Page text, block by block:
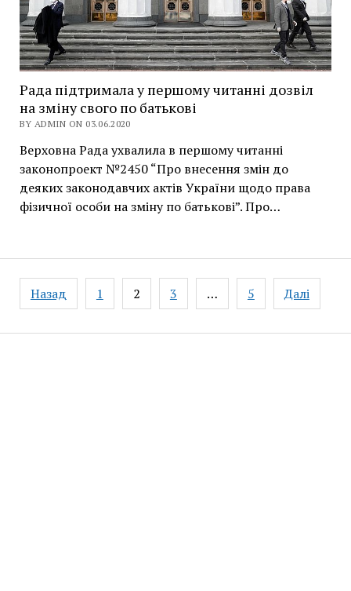
Рада підтримала у першому читанні дозвіл
на зміну свого по батькові
BY ADMIN ON 03.06.2020
Верховна Рада ухвалила в першому читанні
законопроект №2450 “Про внесення змін до
деяких законодавчих актів України щодо права
фізичної особи на зміну по батькові”. Про…
Навігація
записів
Назад 1 2 3 … 5 Далі